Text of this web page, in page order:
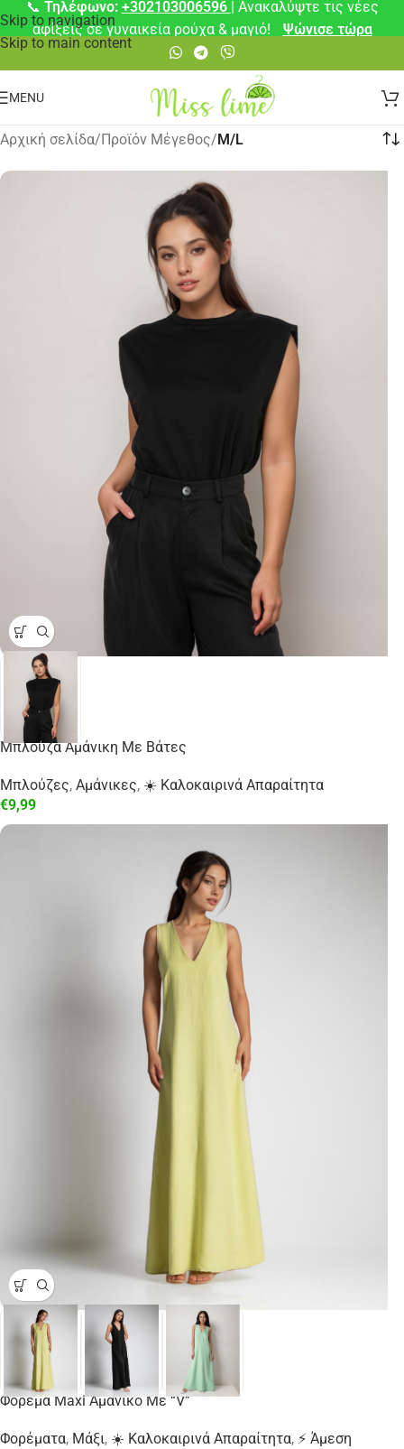
Skip to navigation
Skip to main content
📞 Τηλέφωνο: +302103006596 | Ανακαλύψτε τις νέες
αφίξεις σε γυναικεία ρούχα & μαγιό!
Ψώνισε τώρα
MENU
Αρχική σελίδα/Προϊόν Μέγεθος/M/L
Μπλούζα Αμάνικη Με Βάτες
Μπλούζες, Αμάνικες, ☀️ Καλοκαιρινά Απαραίτητα
€9,99
Φόρεμα Maxi Αμάνικο Με “V”
Φορέματα, Μάξι, ☀️ Καλοκαιρινά Απαραίτητα, ⚡ Άμεση